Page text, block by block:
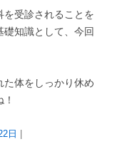
受診されることを
知識として、今回
体をしっかり休め
日